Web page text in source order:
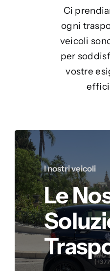
Ci
ogni
veicoli
per
vostre
I nostri veicoli
Le